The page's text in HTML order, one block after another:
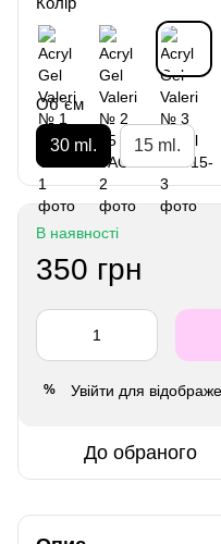
Об`єм
30 ml. 15 ml.
В наявності
350 грн
% Увійти для
До обраного